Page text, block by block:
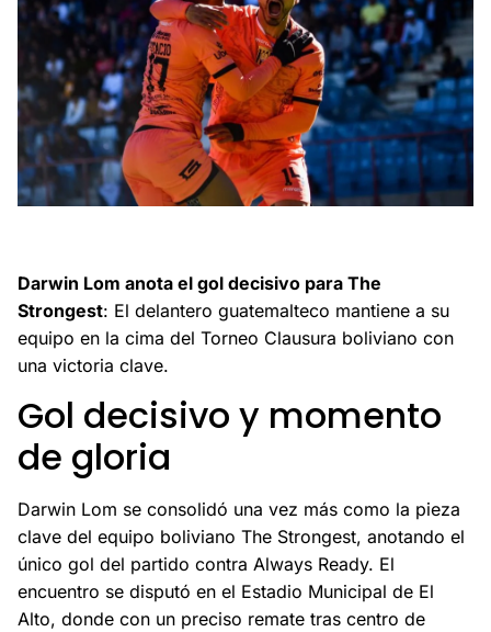
Darwin Lom anota el gol decisivo para The
Strongest: El delantero guatemalteco mantiene a su
equipo en la cima del Torneo Clausura boliviano con
una victoria clave.
Gol decisivo y momento
de gloria
Darwin Lom se consolidó una vez más como la pieza
clave del equipo boliviano The Strongest, anotando el
único gol del partido contra Always Ready. El
encuentro se disputó en el Estadio Municipal de El
Alto, donde con un preciso remate tras centro de